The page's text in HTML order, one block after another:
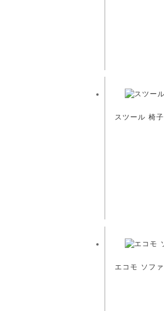
スツール 椅
エコモ ソフ